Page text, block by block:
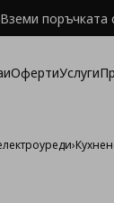
Вземи поръчката
ОфертиУслуги
›